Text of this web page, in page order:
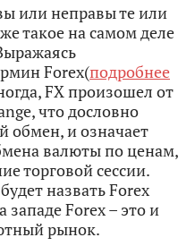
или неправы те или
такое на самом деле
Forex(подробнее
FX произошел от
что дословно
обмен, и означает
валюты по ценам,
торговой сессии.
назвать Forex
Forex – это и
рынок.